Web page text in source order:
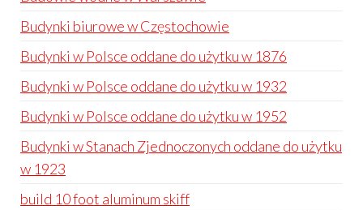
Budynki biurowe w Częstochowie
Budynki w Polsce oddane do użytku w 1876
Budynki w Polsce oddane do użytku w 1932
Budynki w Polsce oddane do użytku w 1952
Budynki w Stanach Zjednoczonych oddane do użytku
w 1923
build 10 foot aluminum skiff